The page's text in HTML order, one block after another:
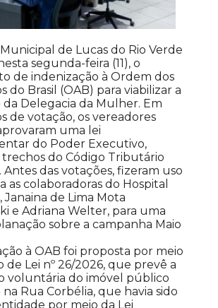
de Lucas do Rio Verde
segunda-feira (11), o
de indenização à Ordem dos
do Brasil (OAB) para viabilizar a
da Delegacia da Mulher. Em
de votação, os vereadores
uma lei
do Poder Executivo,
do Código Tributário
Antes das votações, fizeram uso
as colaboradoras do Hospital
Janaina de Lima Mota
e Adriana Welter, para uma
sobre a campanha Maio
à OAB foi proposta por meio
de Lei nº 26/2026, que prevê a
voluntária do imóvel público
na Rua Corbélia, que havia sido
por meio da Lei